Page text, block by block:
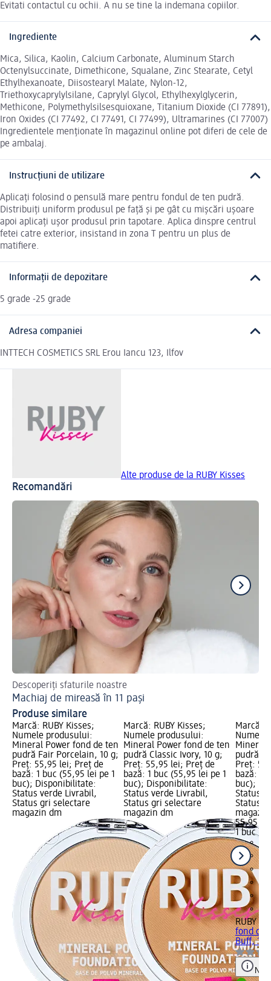
Evitati contactul cu ochii. A nu se tine la indemana copiilor.
Ingrediente
Mica, Silica, Kaolin, Calcium Carbonate, Aluminum Starch
Octenylsuccinate, Dimethicone, Squalane, Zinc Stearate, Cetyl
Ethylhexanoate, Diisostearyl Malate, Nylon-12,
Triethoxycaprylylsilane, Caprylyl Glycol, Ethylhexylglycerin,
Methicone, Polymethylsilsesquioxane, Titanium Dioxide (CI 77891),
Iron Oxides (CI 77492, CI 77491, CI 77499), Ultramarines (CI 77007)
Ingredientele menționate în magazinul online pot diferi de cele de
pe ambalaj.
Instrucțiuni de utilizare
Aplicați folosind o pensulă mare pentru fondul de ten pudră.
Distribuiți uniform produsul pe față și pe gât cu mișcări ușoare
apoi aplicați ușor produsul prin tapotare. Aplica dinspre centrul
fetei catre exterior, insistand in zona T pentru un plus de
matifiere.
Informații de depozitare
5 grade -25 grade
Adresa companiei
INTTECH COSMETICS SRL Erou Iancu 123, Ilfov
Alte produse de la RUBY Kisses
Recomandări
Descoperiți sfaturile noastre
Machiaj de mireasă în 11 pași
Produse similare
Marcă: RUBY Kisses;
Numele produsului:
Mineral Power fond de ten
pudră Fair Porcelain, 10 g;
Preț: 55,95 lei; Preț de
bază: 1 buc (55,95 lei pe 1
buc); Disponibilitate:
Status verde Livrabil,
Status gri selectare
magazin dm
Marcă: RUBY Kisses;
Numele produsului:
Mineral Power fond de ten
pudră Classic Ivory, 10 g;
Preț: 55,95 lei; Preț de
bază: 1 buc (55,95 lei pe 1
buc); Disponibilitate:
Status verde Livrabil,
Status gri selectare
magazin dm
Marcă:
Numele
Mineral
pudră
Preț:
bază: 1
buc);
Status
Status
55,95 lei
1 buc
RUBY
fond de
Buff, 10
Notă